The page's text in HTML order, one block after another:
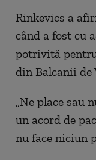
Rinkevics a
când a fost cu
potrivită
din Balcanii de
„Ne place sau
un acord de
nu face niciun